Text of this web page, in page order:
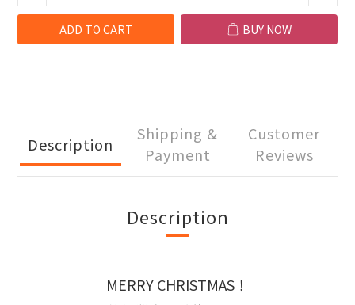
ADD TO CART BUY NOW
Description
Shipping &
Payment
Customer
Reviews
Description
MERRY CHRISTMAS ！